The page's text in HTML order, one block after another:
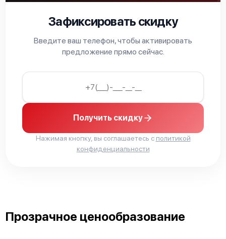
Зафиксировать скидку
Введите ваш телефон, чтобы активировать
предложение прямо сейчас.
Получить скидку
Нажимая кнопку, вы соглашаетесь с политикой
конфиденциальности
Прозрачное ценообразование